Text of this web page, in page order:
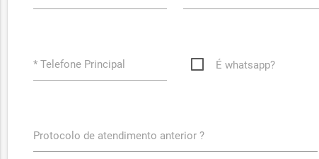
* Telefone Principal É whatsapp?
Protocolo de atendimento anterior ?